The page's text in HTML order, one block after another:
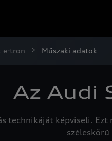
e-tron Műszaki adatok
Az Audi
technikáját képviseli.